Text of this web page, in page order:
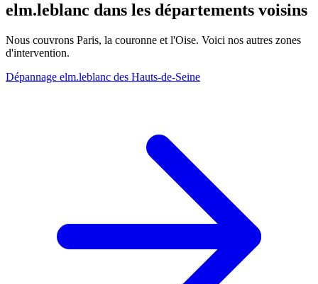
elm.leblanc dans les départements voisins
Nous couvrons Paris, la couronne et l'Oise. Voici nos autres zones
d'intervention.
Dépannage elm.leblanc des Hauts-de-Seine